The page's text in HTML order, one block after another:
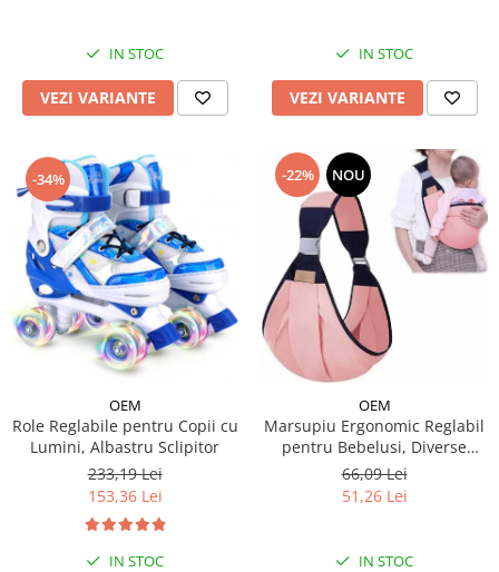
IN STOC
VEZI VARIANTE
IN STOC
VEZI VARIANTE
-34%
OEM
Role Reglabile pentru Copii cu
Lumini, Albastru Sclipitor
233,19 Lei
153,36 Lei
IN STOC
-22% NOU
OEM
Marsupiu Ergonomic Reglabil
pentru Bebelusi, Diverse
Culori
66,09 Lei
51,26 Lei
IN STOC